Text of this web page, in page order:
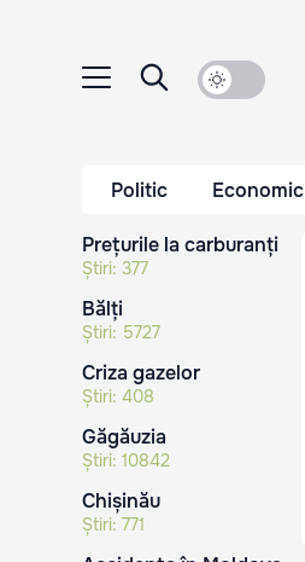
Politic Economic
Prețurile la carburanți
Știri: 377
Bălți
Știri: 5727
Criza gazelor
Știri: 408
Găgăuzia
Știri: 10842
Chișinău
Știri: 771